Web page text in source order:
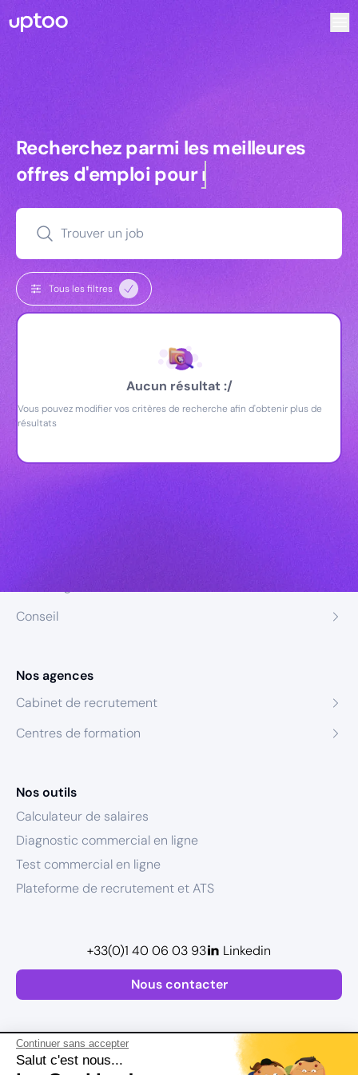
Continuer sans accepter
Salut c'est nous...
Recherchez parmi les meilleures
Recherchez parmi les meilleures
offres d'emploi pourmanagers
Trouver un job
Tous les filtres
Aucun résultat :/
Vous pouvez modifier vos critères de recherche afin d'obtenir plus de
résultats
Conseil
Nos agences
Cabinet de recrutement
Centres de formation
Nos outils
Calculateur de salaires
Diagnostic commercial en ligne
Test commercial en ligne
Plateforme de recrutement et ATS
Nous contacter
+33(0)1 40 06 03 93 Linkedin